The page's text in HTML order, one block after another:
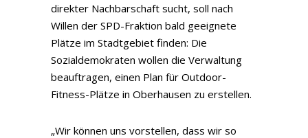
direkter Nachbarschaft sucht, soll nach
Willen der SPD-Fraktion bald geeignete
Plätze im Stadtgebiet finden: Die
Sozialdemokraten wollen die Verwaltung
beauftragen, einen Plan für Outdoor-
Fitness-Plätze in Oberhausen zu erstellen.
„Wir können uns vorstellen, dass wir so